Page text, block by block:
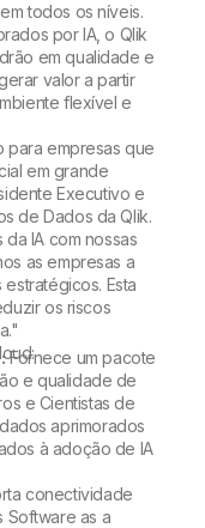
todos os níveis.
por IA, o Qlik
em qualidade e
valor a partir
flexível e
para empresas que
em grande
Executivo e
de Dados da Qlik.
IA com nossas
as empresas a
Esta
os riscos
Fornece um pacote
e qualidade de
e Cientistas de
aprimorados
à adoção de IA
conectividade
Software as a